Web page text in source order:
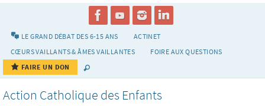
LE GRAND DÉBAT DES 6-15 ANS
ACTINET
CŒURS VAILLANTS & ÂMES VAILLANTES
FOIRE AUX QUESTIONS
FAIRE UN DON
Action Catholique des Enfants